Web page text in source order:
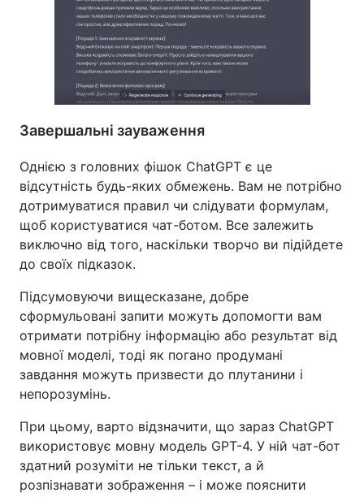
Завершальні зауваження
Однією з головних фішок ChatGPT є це
відсутність будь-яких обмежень. Вам не потрібно
дотримуватися правил чи слідувати формулам,
щоб користуватися чат-ботом. Все залежить
виключно від того, наскільки творчо ви підійдете
до своїх підказок.
Підсумовуючи вищесказане, добре
сформульовані запити можуть допомогти вам
отримати потрібну інформацію або результат від
мовної моделі, тоді як погано продумані
завдання можуть призвести до плутанини і
непорозумінь.
При цьому, варто відзначити, що зараз ChatGPT
використовує мовну модель GPT-4. У ній чат-бот
здатний розуміти не тільки текст, а й
розпізнавати зображення – і може пояснити